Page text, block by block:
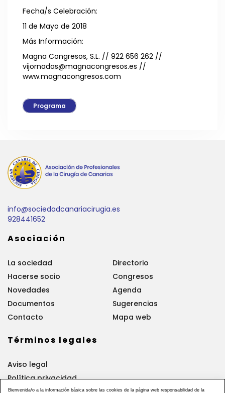
Fecha/s Celebración:
11 de Mayo de 2018
Más Información:
Magna Congresos, S.L. // 922 656 262 //
vijornadas@magnacongresos.es //
www.magnacongresos.com
Programa
info@sociedadcanariacirugia.es
928441652
Asociación
La sociedad
Directorio
Hacerse socio
Congresos
Novedades
Agenda
Documentos
Sugerencias
Contacto
Mapa web
Términos legales
Aviso legal
Política privacidad
Bienvenida/o a la información básica sobre las cookies de la página web responsabilidad de la